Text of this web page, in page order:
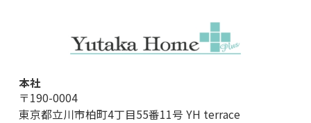
本社
〒190-0004
東京都立川市柏町4丁目55番11号 YH terrace